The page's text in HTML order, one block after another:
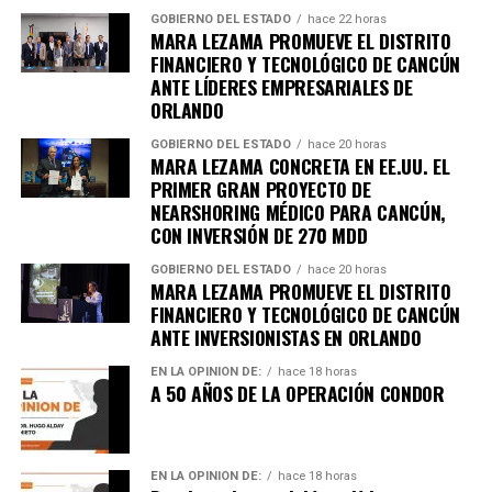
de rescate continúan trabajando en zonas incomunicadas.
7. Uganda vive jornada violenta tras
arresto de Bobi Wine
Al menos siete personas murieron en enfrentamientos
entre manifestantes y fuerzas de seguridad luego de la
detención del líder opositorBobi Wine, trasladado en
internacionales expresaron preocupación por el clima
electoral.
8. Expresidente surcoreano Yoon
Suk Yeol es condenado a cinco años
Un tribunal de Corea del Sur sentenció al exmandatario a
cinco años de prisiónpor obstrucción de justicia
GOBIERNO DEL ESTADO hace 22 horas
MARA LEZAMA PROMUEVE EL DISTRITO
FINANCIERO Y TECNOLÓGICO DE CANCÚN
ANTE LÍDERES EMPRESARIALES DE
ORLANDO
GOBIERNO DEL ESTADO hace 20 horas
MARA LEZAMA CONCRETA EN EE.UU. EL
PRIMER GRAN PROYECTO DE
NEARSHORING MÉDICO PARA CANCÚN,
CON INVERSIÓN DE 270 MDD
GOBIERNO DEL ESTADO hace 20 horas
MARA LEZAMA PROMUEVE EL DISTRITO
FINANCIERO Y TECNOLÓGICO DE CANCÚN
ANTE INVERSIONISTAS EN ORLANDO
EN LA OPINIÓN DE: hace 18 horas
A 50 AÑOS DE LA OPERACIÓN CONDOR
EN LA OPINIÓN DE: hace 18 horas